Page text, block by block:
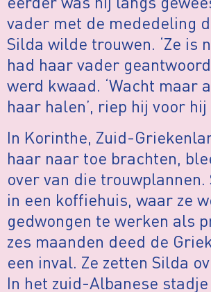
vader met de mededeling
Silda wilde trouwen. ‘Ze is
had haar vader
werd kwaad. ‘Wacht maar
haar halen’, riep hij voor
In Korinthe, Zuid-
haar naar toe brachten,
over van die
in een koffiehuis, waar ze
gedwongen te werken als
zes maanden deed de
een inval. Ze zetten Silda
In het zuid-Albanese